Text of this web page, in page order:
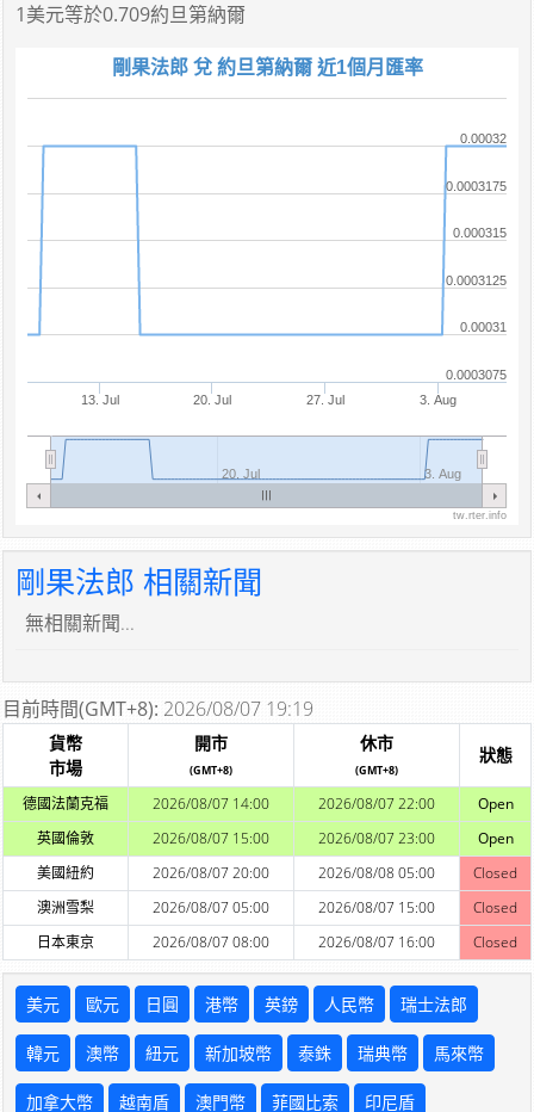
1美元等於0.709約旦第納爾
剛果法郎 兌 約旦第納爾 近1個月匯率
13. Jul 20. Jul 27. Jul 3. Aug
20. Jul 3. Aug
0.0003075
0.00031
0.0003125
0.000315
0.0003175
0.00032
tw.rter.info
剛果法郎 相關新聞
無相關新聞...
目前時間(GMT+8): 2026/08/07 19:19
貨幣
市場
開市
(GMT+8)
休市
(GMT+8)
狀態
德國法蘭克福 2026/08/07 14:00 2026/08/07 22:00
Open
英國倫敦
2026/08/07 15:00 2026/08/07 23:00
Open
美國紐約
2026/08/07 20:00 2026/08/08 05:00
Closed
澳洲雪梨
2026/08/07 05:00 2026/08/07 15:00
Closed
日本東京
2026/08/07 08:00 2026/08/07 16:00 Closed
美元 歐元 日圓 港幣 英鎊 人民幣 瑞士法郎
韓元 澳幣 紐元 新加坡幣 泰銖 瑞典幣 馬來幣
加拿大幣 越南盾 澳門幣 菲國比索 印尼盾